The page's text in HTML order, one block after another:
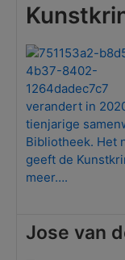
verandert in
tienjarige
Bibliotheek. Het
geeft de
meer….
Jose van